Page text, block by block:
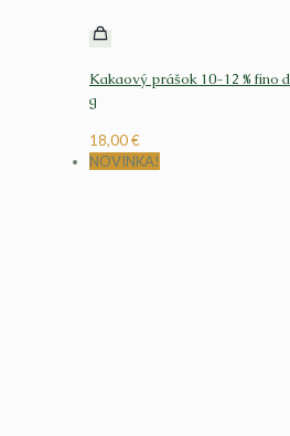
Kakaový prášok 10-12 % fino
g
18,00€
NOVINKA!